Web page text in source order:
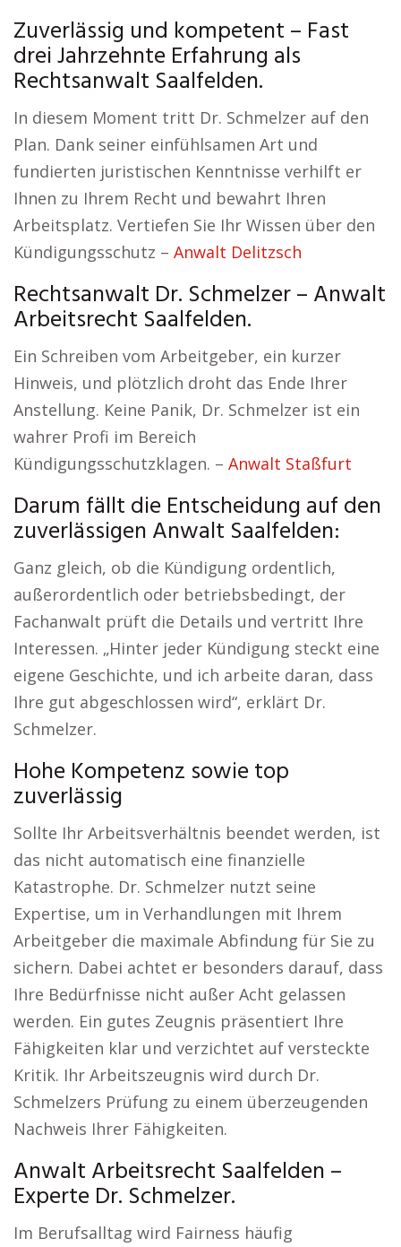
Zuverlässig und kompetent – Fast
drei Jahrzehnte Erfahrung als
Rechtsanwalt Saalfelden.
In diesem Moment tritt Dr. Schmelzer auf den
Plan. Dank seiner einfühlsamen Art und
fundierten juristischen Kenntnisse verhilft er
Ihnen zu Ihrem Recht und bewahrt Ihren
Arbeitsplatz. Vertiefen Sie Ihr Wissen über den
Kündigungsschutz – Anwalt Delitzsch
Rechtsanwalt Dr. Schmelzer – Anwalt
Arbeitsrecht Saalfelden.
Ein Schreiben vom Arbeitgeber, ein kurzer
Hinweis, und plötzlich droht das Ende Ihrer
Anstellung. Keine Panik, Dr. Schmelzer ist ein
wahrer Profi im Bereich
Kündigungsschutzklagen. – Anwalt Staßfurt
Darum fällt die Entscheidung auf den
zuverlässigen Anwalt Saalfelden:
Ganz gleich, ob die Kündigung ordentlich,
außerordentlich oder betriebsbedingt, der
Fachanwalt prüft die Details und vertritt Ihre
Interessen. „Hinter jeder Kündigung steckt eine
eigene Geschichte, und ich arbeite daran, dass
Ihre gut abgeschlossen wird“, erklärt Dr.
Schmelzer.
Hohe Kompetenz sowie top
zuverlässig
Sollte Ihr Arbeitsverhältnis beendet werden, ist
das nicht automatisch eine finanzielle
Katastrophe. Dr. Schmelzer nutzt seine
Expertise, um in Verhandlungen mit Ihrem
Arbeitgeber die maximale Abfindung für Sie zu
sichern. Dabei achtet er besonders darauf, dass
Ihre Bedürfnisse nicht außer Acht gelassen
werden. Ein gutes Zeugnis präsentiert Ihre
Fähigkeiten klar und verzichtet auf versteckte
Kritik. Ihr Arbeitszeugnis wird durch Dr.
Schmelzers Prüfung zu einem überzeugenden
Nachweis Ihrer Fähigkeiten.
Anwalt Arbeitsrecht Saalfelden –
Experte Dr. Schmelzer.
Im Berufsalltag wird Fairness häufig